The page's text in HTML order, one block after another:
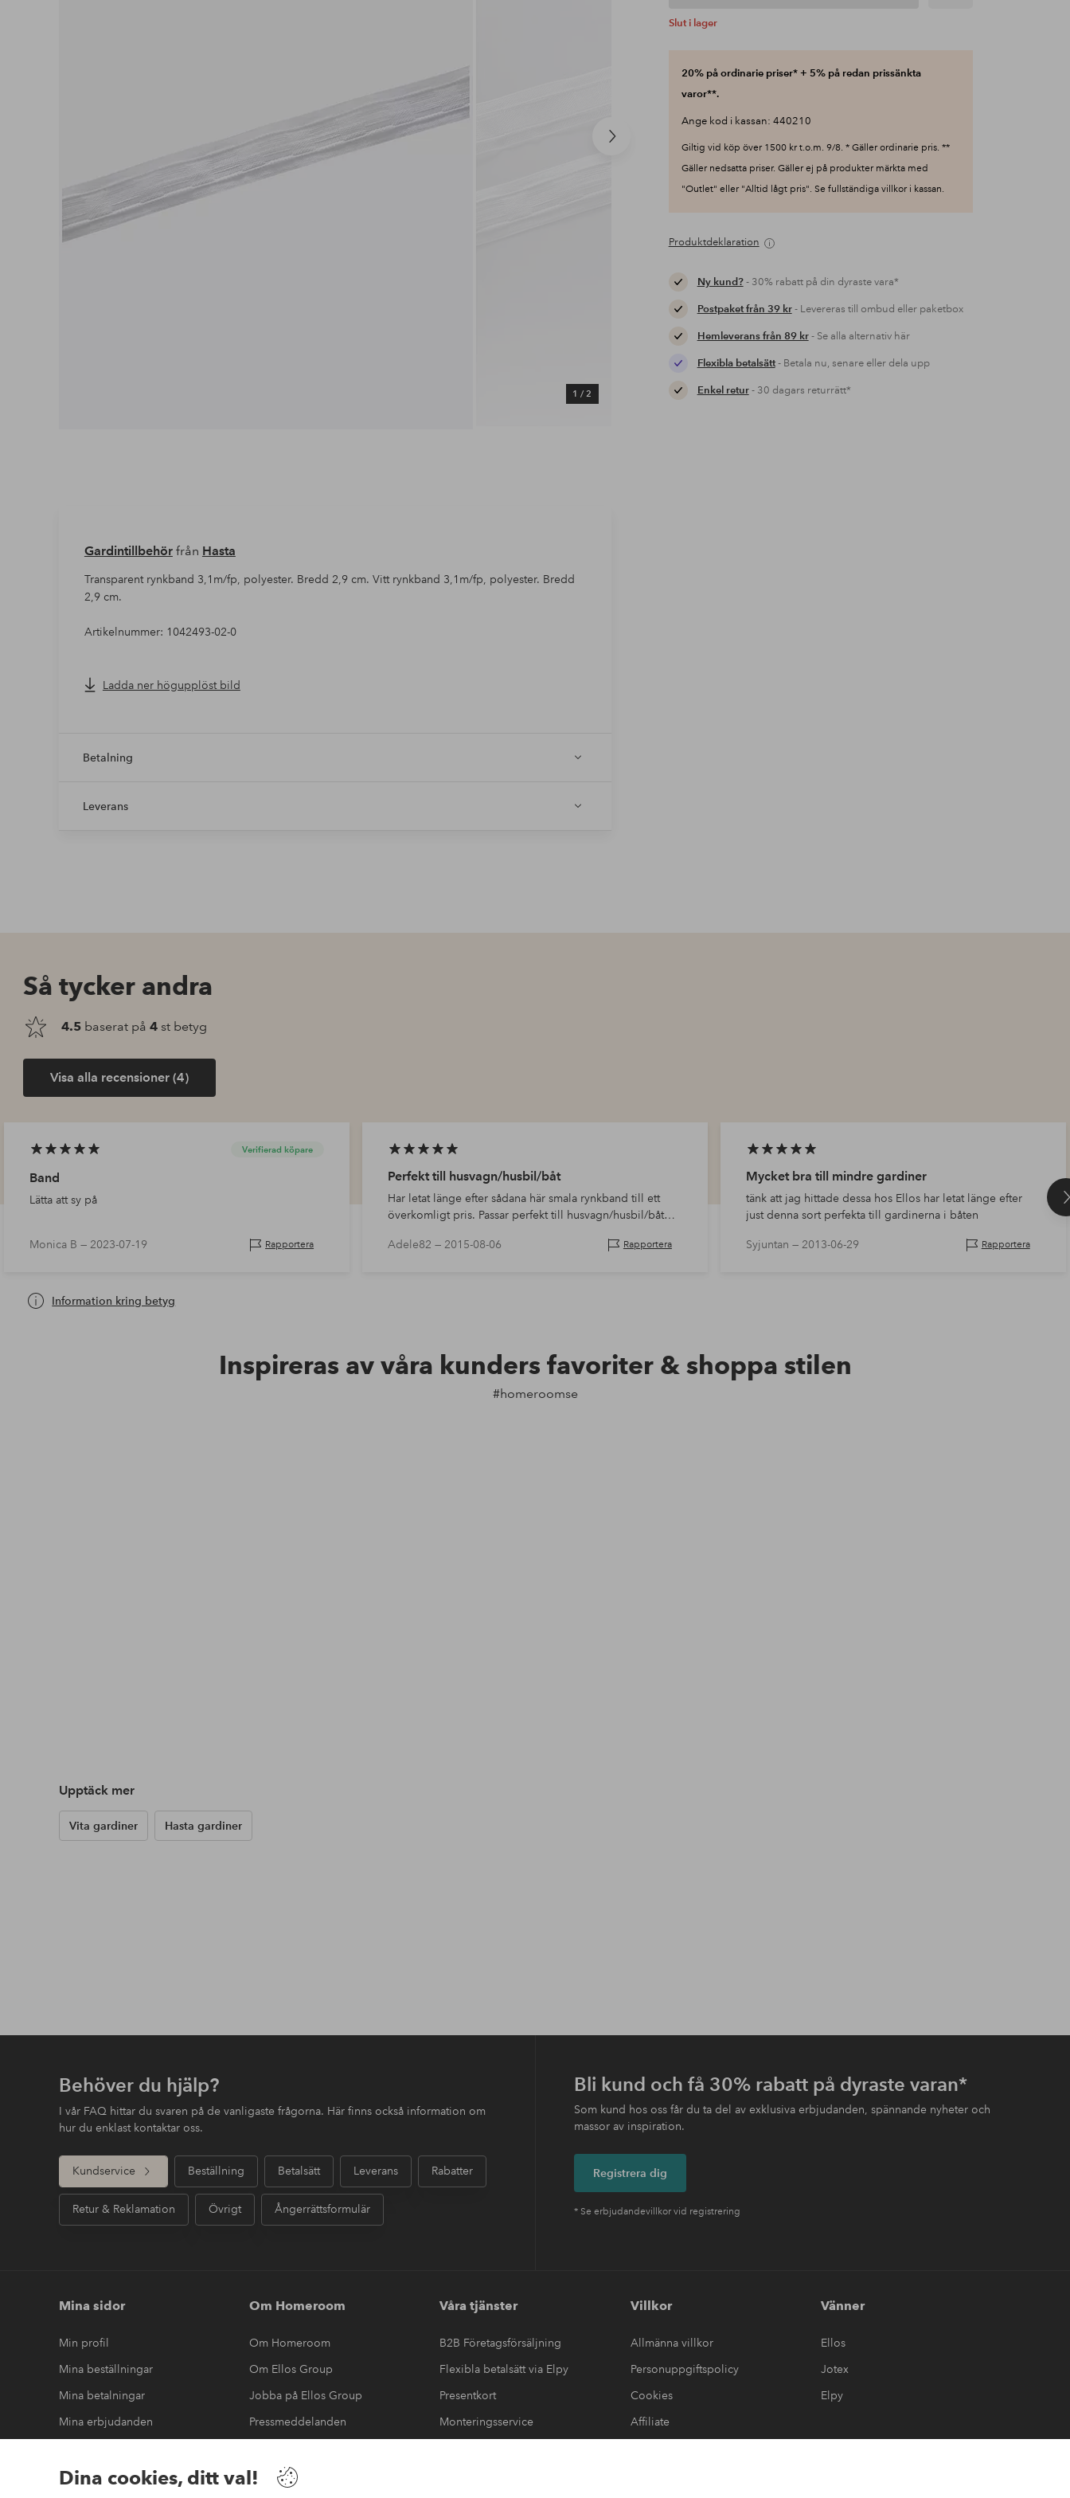
Dina cookies, ditt val!
Nästa
1 / 2
Slut i lager
20% på ordinarie priser* + 5% på redan prissänkta
varor**.
Ange kod i kassan: 440210
Giltig vid köp över 1500 kr t.o.m. 9/8. * Gäller ordinarie pris. **
Gäller nedsatta priser. Gäller ej på produkter märkta med
"Outlet" eller "Alltid lågt pris". Se fullständiga villkor i kassan.
Produktdeklaration
Ny kund?- 30% rabatt på din dyraste vara*
Postpaket från 39 kr- Levereras till ombud eller paketbox
Hemleverans från 89 kr- Se alla alternativ här
Flexibla betalsätt- Betala nu, senare eller dela upp
Enkel retur- 30 dagars returrätt*
Gardintillbehörfrån Hasta
Transparent rynkband 3,1m/fp, polyester. Bredd 2,9 cm. Vitt rynkband 3,1m/fp, polyester. Bredd
2,9 cm.
Artikelnummer: 1042493-02-0
Ladda ner högupplöst bild
Betalning
Leverans
Så tycker andra
4.5 baserat på4 st betyg
Visa alla recensioner (4)
Verifierad köpare
Band
Lätta att sy på
Monica B —2023-07-19 Rapportera
Perfekt till husvagn/husbil/båt
Har letat länge efter sådana här smala rynkband till ett
överkomligt pris. Passar perfekt till husvagn/husbil/båt
Adele82 —2015-08-06 Rapportera
Mycket bra till mindre gardiner
tänk att jag hittade dessa hos Ellos har letat länge efter
just denna sort perfekta till gardinerna i båten
Syjuntan — 2013-06-29 Rapportera
Information kring betyg
Inspireras av våra kunders favoriter & shoppa stilen
#homeroomse
Upptäck mer
Vita gardiner Hasta gardiner
Behöver du hjälp?
I vår FAQ hittar du svaren på de vanligaste frågorna. Här finns också information om
hur du enklast kontaktar oss.
Kundservice Beställning Betalsätt Leverans Rabatter
Retur & Reklamation Övrigt Ångerrättsformulär
Bli kund och få 30% rabatt på dyraste varan*
Som kund hos oss får du ta del av exklusiva erbjudanden, spännande nyheter och
massor av inspiration.
Registrera dig
* Se erbjudandevillkor vid registrering
Mina sidor
Min profil
Mina beställningar
Mina betalningar
Mina erbjudanden
Om Homeroom
Om Homeroom
Om Ellos Group
Jobba på Ellos Group
Pressmeddelanden
Tillgänglighetsredogörelse
Våra tjänster
B2B Företagsförsäljning
Flexibla betalsätt via Elpy
Presentkort
Monteringsservice
Villkor
Allmänna villkor
Personuppgiftspolicy
Cookies
Affiliate
Vänner
Ellos
Jotex
Elpy